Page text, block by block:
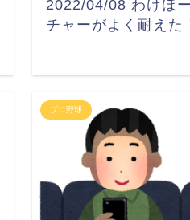
2022/04/08 わけほ
チャーがよく耐えた
プロ野球